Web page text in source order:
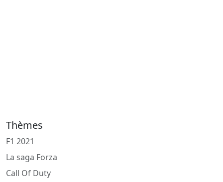
Thèmes
F1 2021
La saga Forza
Call Of Duty